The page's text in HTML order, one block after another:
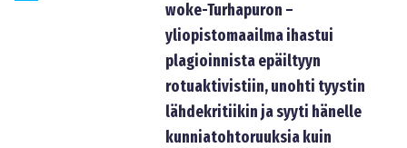
woke-Turhapuron –
yliopistomaailma ihastui
plagioinnista epäiltyyn
rotuaktivistiin, unohti tyystin
lähdekritiikin ja syyti hänelle
kunniatohtoruuksia kuin